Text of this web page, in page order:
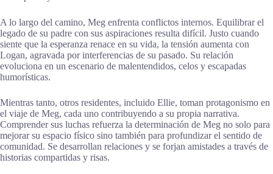
A lo largo del camino, Meg enfrenta conflictos internos. Equilibrar el
legado de su padre con sus aspiraciones resulta difícil. Justo cuando
siente que la esperanza renace en su vida, la tensión aumenta con
Logan, agravada por interferencias de su pasado. Su relación
evoluciona en un escenario de malentendidos, celos y escapadas
humorísticas.
Mientras tanto, otros residentes, incluido Ellie, toman protagonismo en
el viaje de Meg, cada uno contribuyendo a su propia narrativa.
Comprender sus luchas refuerza la determinación de Meg no solo para
mejorar su espacio físico sino también para profundizar el sentido de
comunidad. Se desarrollan relaciones y se forjan amistades a través de
historias compartidas y risas.